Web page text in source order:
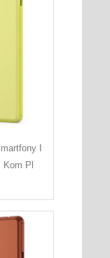
I
Pl